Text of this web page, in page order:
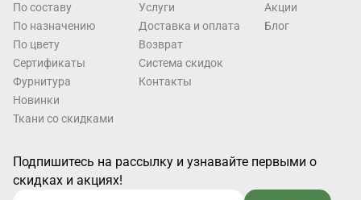
По составу
По назначению
По цвету
Cертификаты
Фурнитура
Новинки
Ткани со скидками
Услуги
Доставка и оплата
Возврат
Система скидок
Контакты
Акции
Блог
Подпишитесь на рассылку и узнавайте первыми о
скидках и акциях!